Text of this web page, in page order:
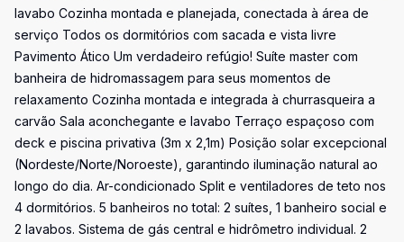
lavabo Cozinha montada e planejada, conectada à área de
serviço Todos os dormitórios com sacada e vista livre
Pavimento Ático Um verdadeiro refúgio! Suíte master com
banheira de hidromassagem para seus momentos de
relaxamento Cozinha montada e integrada à churrasqueira a
carvão Sala aconchegante e lavabo Terraço espaçoso com
deck e piscina privativa (3m x 2,1m) Posição solar excepcional
(Nordeste/Norte/Noroeste), garantindo iluminação natural ao
longo do dia. Ar-condicionado Split e ventiladores de teto nos
4 dormitórios. 5 banheiros no total: 2 suítes, 1 banheiro social e
2 lavabos. Sistema de gás central e hidrômetro individual. 2